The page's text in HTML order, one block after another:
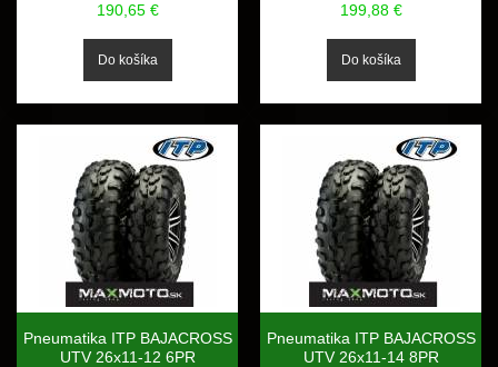
190,65 € 199,88 €
Pneumatika ITP BAJACROSS
UTV 26x11-12 6PR
Pneumatika ITP BAJACROSS
UTV 26x11-14 8PR